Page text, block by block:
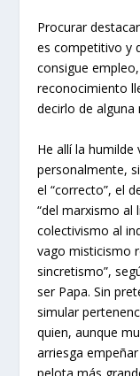
Procurar
es competitivo y
consigue
reconocimiento
decirlo de alguna
He allí la
personalmente,
el “correcto”, el
“del marxismo al
colectivismo al
vago misticismo
sincretismo”,
ser Papa. Sin
simular
quien, aunque
arriesga
pelota más